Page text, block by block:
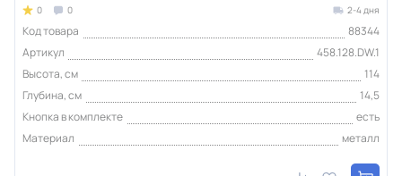
0 0 2-4 дня
Код товара
88344
Артикул
458.128.DW.1
Высота, см
114
Глубина, см
14,5
Кнопка в комплекте
есть
Материал
металл